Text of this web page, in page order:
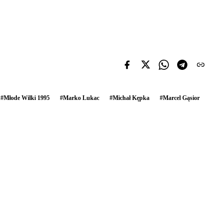
#Młode Wilki 1995 #Marko Lukac #Michał Kępka #Marcel Gąsior